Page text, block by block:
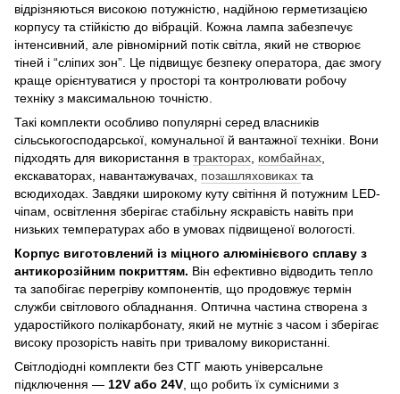
відрізняються високою потужністю, надійною герметизацією
корпусу та стійкістю до вібрацій. Кожна лампа забезпечує
інтенсивний, але рівномірний потік світла, який не створює
тіней і “сліпих зон”. Це підвищує безпеку оператора, дає змогу
краще орієнтуватися у просторі та контролювати робочу
техніку з максимальною точністю.
Такі комплекти особливо популярні серед власників
сільськогосподарської, комунальної й вантажної техніки. Вони
підходять для використання в тракторах комбайнах
екскаваторах, навантажувачах, позашляховиках та
всюдиходах. Завдяки широкому куту світіння й потужним LED-
чіпам, освітлення зберігає стабільну яскравість навіть при
низьких температурах або в умовах підвищеної вологості.
Корпус виготовлений із міцного алюмінієвого сплаву з
антикорозійним покриттям. Він ефективно відводить тепло
та запобігає перегріву компонентів, що продовжує термін
служби світлового обладнання. Оптична частина створена з
ударостійкого полікарбонату, який не мутніє з часом і зберігає
високу прозорість навіть при тривалому використанні.
Світлодіодні комплекти без СТГ мають універсальне
підключення — 12V або 24V , що робить їх сумісними з